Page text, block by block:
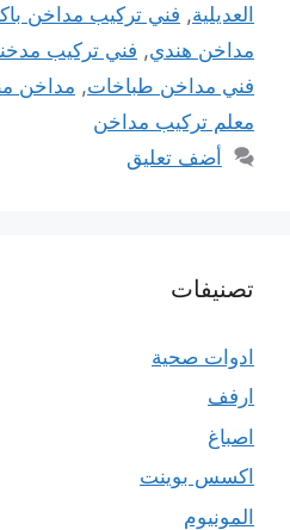
العديلية, فني تركيب مداخن
مداخن هندي, فني تركيب
فني مداخن طباخات, مداخن
معلم تركيب مداخن
أضف تعليق
تصنيفات
ادوات صحية
ارفف
اصباغ
اكسس بوينت
المونيوم